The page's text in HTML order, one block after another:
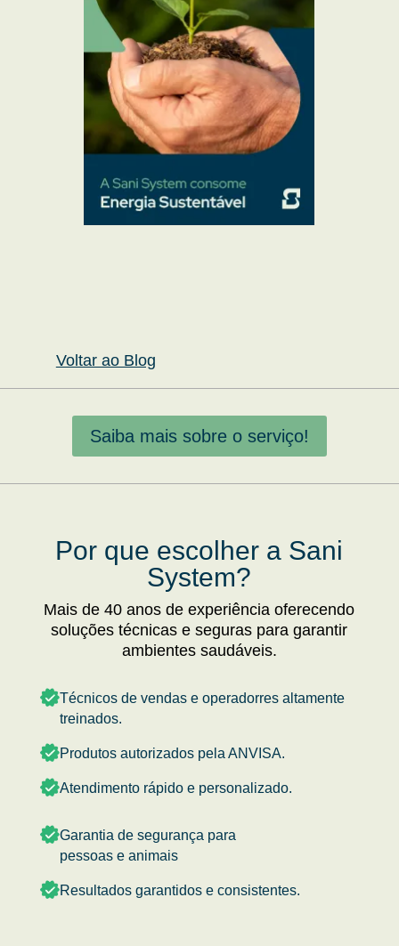
Voltar ao Blog
Saiba mais sobre o serviço!
Por que escolher a Sani
System?
Mais de 40 anos de experiência oferecendo
soluções técnicas e seguras para garantir
ambientes saudáveis.
Técnicos de vendas e operadorres altamente
treinados.
Produtos autorizados pela ANVISA.
Atendimento rápido e personalizado.
Garantia de segurança para
pessoas e animais
Resultados garantidos e consistentes.